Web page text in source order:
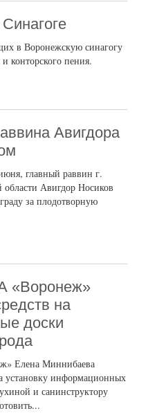
в Воронежскую синагогу
конторского пения.
Авигдора
главный раввин г.
Авигдор Носиков
за плодотворную
«Воронеж»
на
доски
Елена Миннибаева
установку информационных
и санинструктору